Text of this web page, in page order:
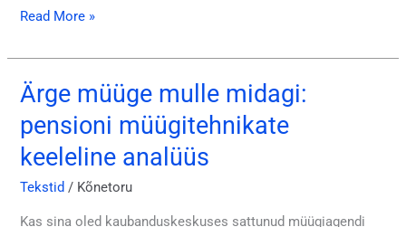
Read More »
Ärge müüge mulle midagi:
pensioni müügitehnikate
keeleline analüüs
Tekstid / Kõnetoru
Kas sina oled kaubanduskeskuses sattunud müügiagendi
Ärge
müüge
mulle
midagi:
müügitehnikate
keeleline